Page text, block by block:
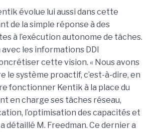
évolue lui aussi dans cette
de la simple réponse à des
à l’exécution autonome de tâches.
les informations DDI
cette vision. « Nous avons
le système proactif, c’est-à-dire, en
fonctionner Kentik à la place du
en charge ses tâches réseau,
l’optimisation des capacités et
détaillé M. Freedman. Ce dernier a